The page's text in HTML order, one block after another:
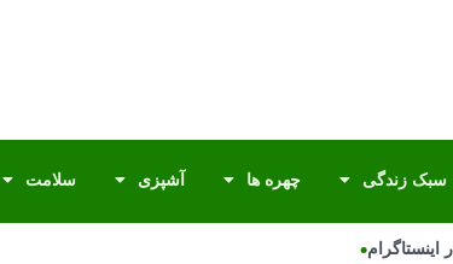
سبک زندگی چهره ها آشپزی سلامت
•